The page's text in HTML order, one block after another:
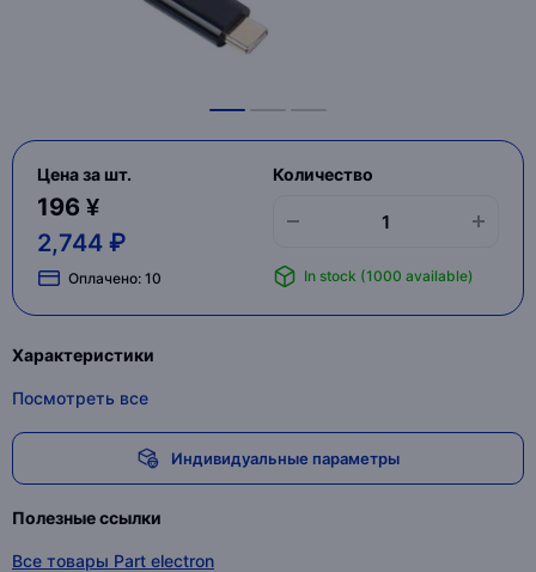
Цена за шт.
196 ¥
2,744 ₽
Оплачено: 10
Количество
In stock (1000 available)
Характеристики
Посмотреть все
Индивидуальные параметры
Полезные ссылки
Все товары Part electron